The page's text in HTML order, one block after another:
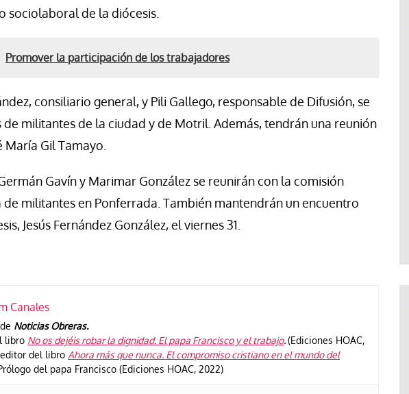
sociolaboral de la diócesis.
Promover la participación de los trabajadores
consiliario general, y Pili Gallego, responsable de Difusión, se
militantes de la ciudad y de Motril. Además, tendrán una reunión
Gil Tamayo.
Gavín y Marimar González se reunirán con la comisión
militantes en Ponferrada. También mantendrán un encuentro
Jesús Fernández González, el viernes 31.
Canales
Noticias Obreras.
libro No os dejéis robar la dignidad. El papa Francisco y el trabajo.(Ediciones HOAC,
del libro Ahora más que nunca. El compromiso cristiano en el mundo del
del papa Francisco (Ediciones HOAC, 2022)